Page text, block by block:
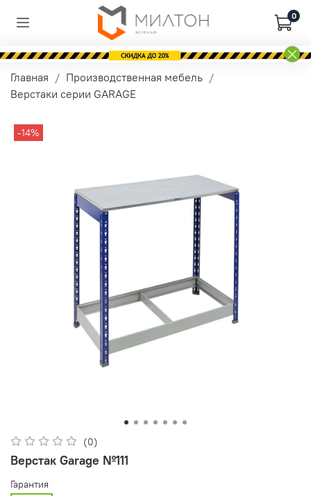
0
Главная
Производственная мебель
Верстаки серии GARAGE
-14%
(0)
Верстак Garage №111
Гарантия